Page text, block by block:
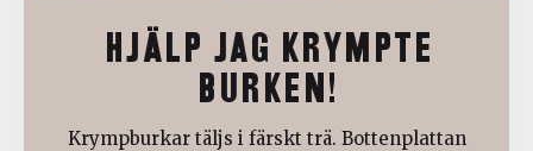
HJÄLP JAG KRYMPTE
BURKEN!
Krympburkar täljs i färskt trä. Bottenplattan